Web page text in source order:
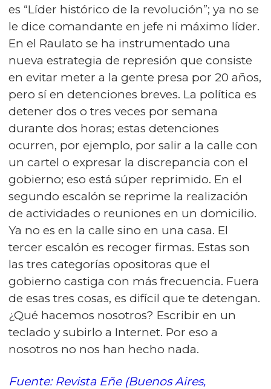
es “Líder histórico de la revolución”; ya no se
le dice comandante en jefe ni máximo líder.
En el Raulato se ha instrumentado una
nueva estrategia de represión que consiste
en evitar meter a la gente presa por 20 años,
pero sí en detenciones breves. La política es
detener dos o tres veces por semana
durante dos horas; estas detenciones
ocurren, por ejemplo, por salir a la calle con
un cartel o expresar la discrepancia con el
gobierno; eso está súper reprimido. En el
segundo escalón se reprime la realización
de actividades o reuniones en un domicilio.
Ya no es en la calle sino en una casa. El
tercer escalón es recoger firmas. Estas son
las tres categorías opositoras que el
gobierno castiga con más frecuencia. Fuera
de esas tres cosas, es difícil que te detengan.
¿Qué hacemos nosotros? Escribir en un
teclado y subirlo a Internet. Por eso a
nosotros no nos han hecho nada.
Fuente: Revista Eñe (Buenos Aires,